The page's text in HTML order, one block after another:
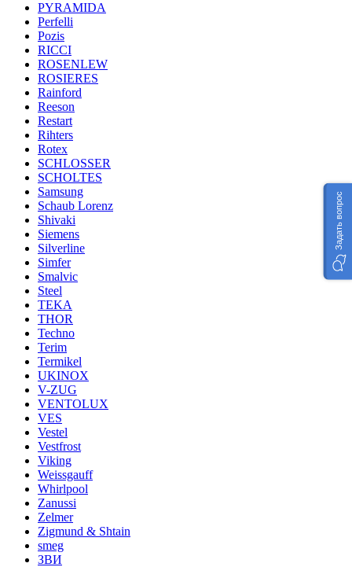
PYRAMIDA
Perfelli
Pozis
RICCI
ROSENLEW
ROSIERES
Rainford
Reeson
Restart
Rihters
Rotex
SCHLOSSER
SCHOLTES
Samsung
Schaub Lorenz
Shivaki
Siemens
Silverline
Simfer
Smalvic
Steel
TEKA
THOR
Techno
Terim
Termikel
UKINOX
V-ZUG
VENTOLUX
VES
Vestel
Vestfrost
Viking
Weissgauff
Whirlpool
Zanussi
Zelmer
Zigmund & Shtain
smeg
ЗВИ
Задать вопрос